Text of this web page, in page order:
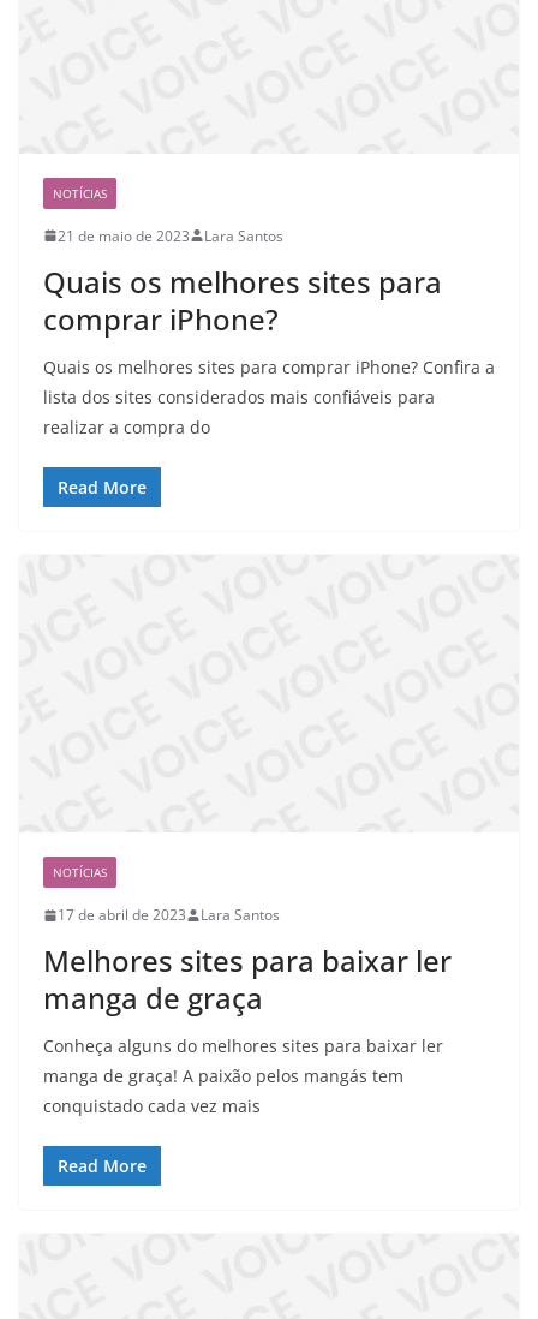
NOTÍCIAS
21 de maio de 2023 Lara Santos
Quais os melhores sites para
comprar iPhone?
Quais os melhores sites para comprar iPhone? Confira a
lista dos sites considerados mais confiáveis para
realizar a compra do
Read More
NOTÍCIAS
17 de abril de 2023 Lara Santos
Melhores sites para baixar ler
manga de graça
Conheça alguns do melhores sites para baixar ler
manga de graça! A paixão pelos mangás tem
conquistado cada vez mais
Read More